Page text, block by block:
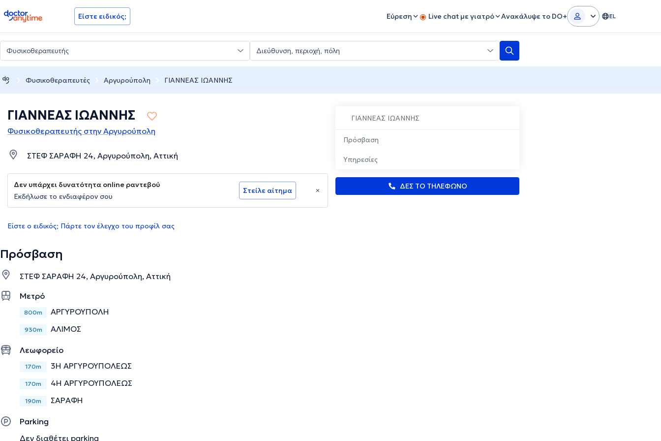
doctoranytime Είστε ειδικός; Εύρεση Live chat με γιατρό Ανακάλυψε το DO+ EL
Φυσικοθεραπευτές Αργυρούπολη ΓΙΑΝΝΕΑΣ ΙΩΑΝΝΗΣ
ΓΙΑΝΝΕΑΣ ΙΩΑΝΝΗΣ
Πρόσβαση
Υπηρεσίες
ΔΕΣ ΤΟ ΤΗΛΕΦΩΝΟ
ΓΙΑΝΝΕΑΣ ΙΩΑΝΝΗΣ
Φυσικοθεραπευτής στην Αργυρούπολη
ΣΤΕΦ ΣΑΡΑΦΗ 24, Αργυρούπολη, Αττική
Δεν υπάρχει δυνατότητα online ραντεβού
Εκδήλωσε το ενδιαφέρον σου
Στείλε αίτημα
Είστε ο ειδικός; Πάρτε τον έλεγχο του προφίλ σας
Πρόσβαση
ΣΤΕΦ ΣΑΡΑΦΗ 24, Αργυρούπολη, Αττική
Μετρό
800m ΑΡΓΥΡΟΥΠΟΛΗ
930m ΑΛΙΜΟΣ
Λεωφορείο
170m 3Η ΑΡΓΥΡΟΥΠΟΛΕΩΣ
170m 4Η ΑΡΓΥΡΟΥΠΟΛΕΩΣ
190m ΣΑΡΑΦΗ
Parking
Δεν διαθέτει parking